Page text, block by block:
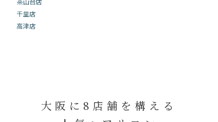
茶山台店
千里店
高津店
大阪に8店舗を構える